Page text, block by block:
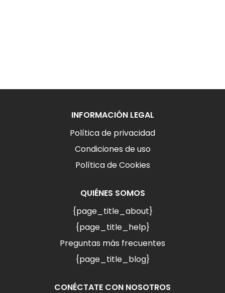
INFORMACIÓN LEGAL
Política de privacidad
Condiciones de uso
Política de Cookies
QUIÉNES SOMOS
{page_title_about}
{page_title_help}
Preguntas más frecuentes
{page_title_blog}
CONÉCTATE CON NOSOTROS